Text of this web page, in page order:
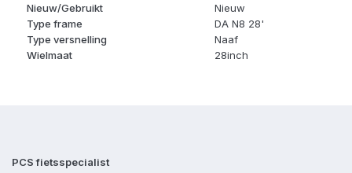
Nieuw/Gebruikt
Nieuw
Type frame
DA N8 28'
Type versnelling
Naaf
Wielmaat
28inch
PCS fietsspecialist